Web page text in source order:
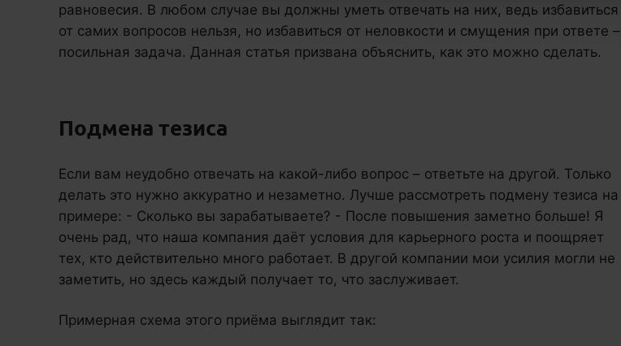
равновесия. В любом случае вы должны уметь отвечать на них, ведь избавиться
от самих вопросов нельзя, но избавиться от неловкости и смущения при ответе –
посильная задача. Данная статья призвана объяснить, как это можно сделать.
Подмена тезиса
Если вам неудобно отвечать на какой-либо вопрос – ответьте на другой. Только
делать это нужно аккуратно и незаметно. Лучше рассмотреть подмену тезиса на
примере: - Сколько вы зарабатываете? - После повышения заметно больше! Я
очень рад, что наша компания даёт условия для карьерного роста и поощряет
тех, кто действительно много работает. В другой компании мои усилия могли не
заметить, но здесь каждый получает то, что заслуживает.
Примерная схема этого приёма выглядит так: